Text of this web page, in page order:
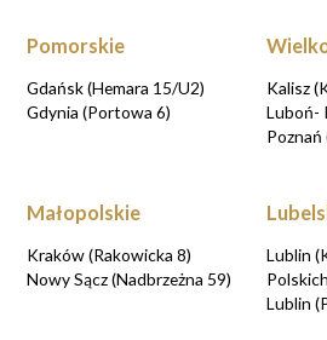
Pomorskie
Gdańsk (Hemara 15/U2)
Gdynia (Portowa 6)
Kalisz
Luboń-
Małopolskie
Kraków (Rakowicka 8)
Nowy Sącz (Nadbrzeżna 59)
Lublin
Lublin